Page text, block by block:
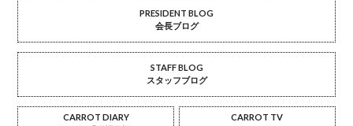
PRESIDENT BLOG
会長ブログ
STAFF BLOG
スタッフブログ
CARROT DIARY CARROT TV